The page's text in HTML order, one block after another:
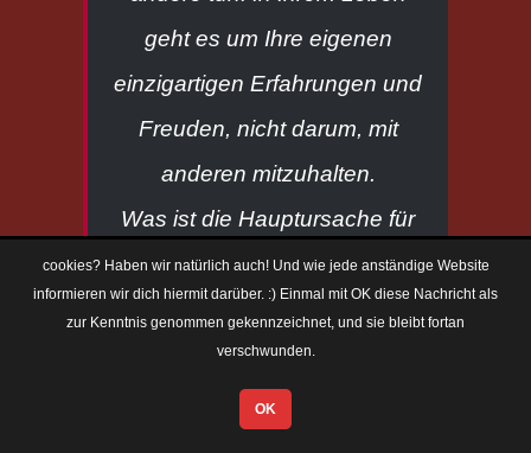
geht es um Ihre eigenen
einzigartigen Erfahrungen und
Freuden, nicht darum, mit
anderen mitzuhalten.
Was ist die Hauptursache für
FOMO?
Die Hauptursache für FOMO ist
oft der Vergleich – das Gefühl,
dass andere Menschen
cookies? Haben wir natürlich auch! Und wie jede anständige Website
informieren wir dich hiermit darüber. :) Einmal mit OK diese Nachricht als
zur Kenntnis genommen gekennzeichnet, und sie bleibt fortan
verschwunden.
OK